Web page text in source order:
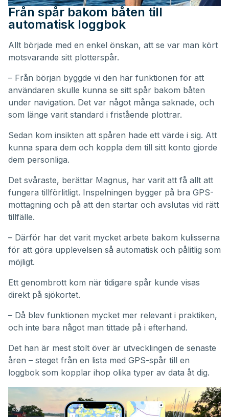
Från spår bakom båten till
automatisk loggbok
Allt började med en enkel önskan, att se var man kört
motsvarande sitt plotterspår.
– Från början byggde vi den här funktionen för att
användaren skulle kunna se sitt spår bakom båten
under navigation. Det var något många saknade, och
som länge varit standard i fristående plottrar.
Sedan kom insikten att spåren hade ett värde i sig. Att
kunna spara dem och koppla dem till sitt konto gjorde
dem personliga.
Det svåraste, berättar Magnus, har varit att få allt att
fungera tillförlitligt. Inspelningen bygger på bra GPS-
mottagning och på att den startar och avslutas vid rätt
tillfälle.
– Därför har det varit mycket arbete bakom kulisserna
för att göra upplevelsen så automatisk och pålitlig som
möjligt.
Ett genombrott kom när tidigare spår kunde visas
direkt på sjökortet.
– Då blev funktionen mycket mer relevant i praktiken,
och inte bara något man tittade på i efterhand.
Det han är mest stolt över är utvecklingen de senaste
åren – steget från en lista med GPS-spår till en
loggbok som kopplar ihop olika typer av data åt dig.